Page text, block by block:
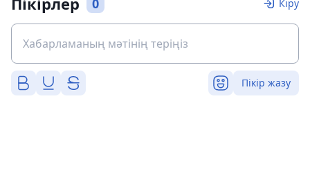
0 Кіру
Пікір жазу